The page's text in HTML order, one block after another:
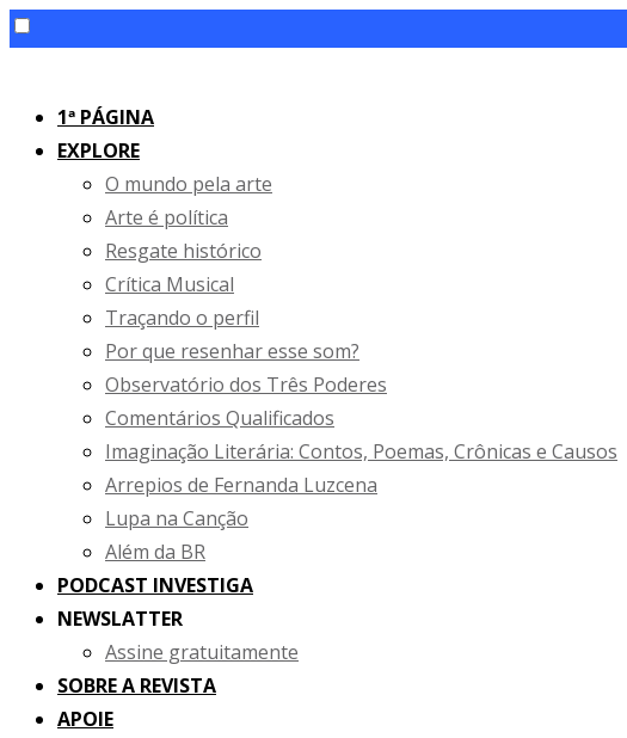
content1ª PÁGINA
EXPLORE
O mundo pela arte
Arte é política
Resgate histórico
Crítica Musical
Traçando o perfil
Por que resenhar esse som?
Observatório dos Três Poderes
Comentários Qualificados
Imaginação Literária: Contos, Poemas, Crônicas e Causos
Arrepios de Fernanda Luzcena
Lupa na Canção
Além da BR
PODCAST INVESTIGA
NEWSLATTER
Assine gratuitamente
SOBRE A REVISTA
APOIE